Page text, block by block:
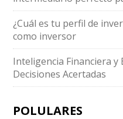
¿Cuál es tu perfil de
como inversor
Inteligencia Financiera y
Decisiones Acertadas
POLULARES